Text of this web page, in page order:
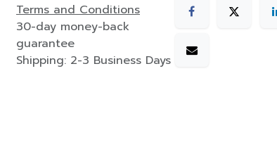
Terms and Conditions
30-day money-back
guarantee
Shipping: 2-3 Business Days